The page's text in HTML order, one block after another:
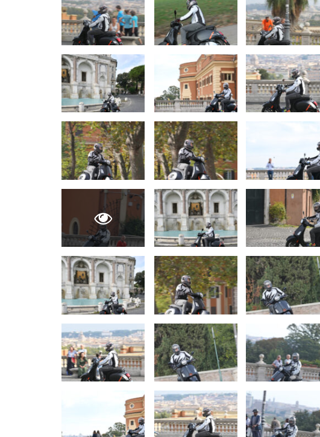
AUTO TESTY
TEST: Ford Kuga Hybrid má veľký
2,5-litrový motor. Pôjde to…
Peter varga júl 31, 2026 0